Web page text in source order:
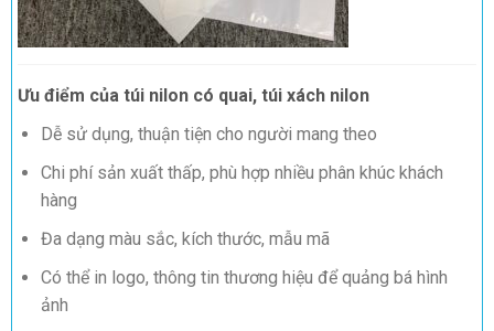
Ưu điểm của túi nilon có quai, túi xách nilon
Dễ sử dụng, thuận tiện cho người mang theo
Chi phí sản xuất thấp, phù hợp nhiều phân khúc khách
hàng
Đa dạng màu sắc, kích thước, mẫu mã
Có thể in logo, thông tin thương hiệu để quảng bá hình
ảnh